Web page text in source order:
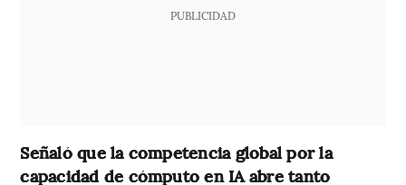
PUBLICIDAD
Señaló que la competencia global por la
capacidad de cómputo en IA abre tanto